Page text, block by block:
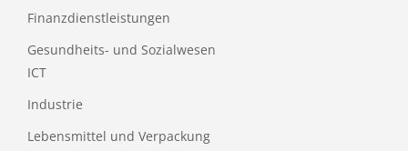
Finanzdienstleistungen
Gesundheits- und Sozialwesen
ICT
Industrie
Lebensmittel und Verpackung